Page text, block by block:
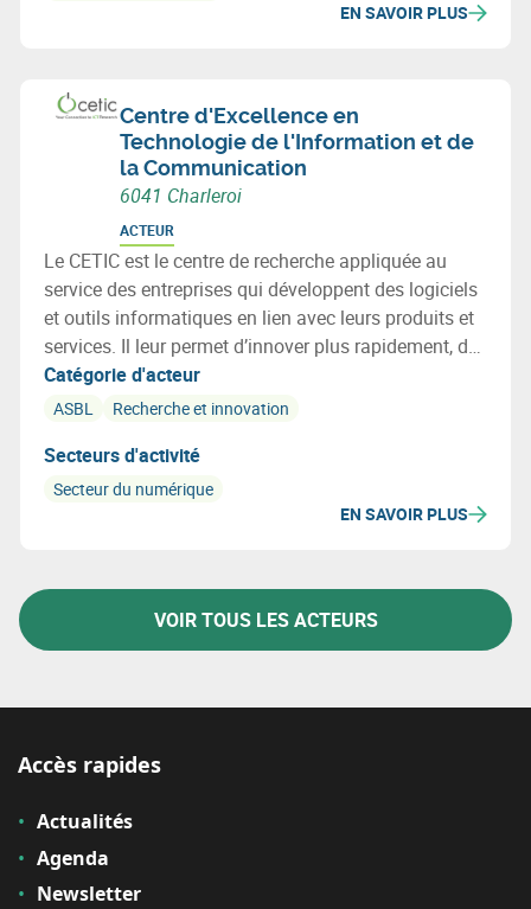
EN SAVOIR PLUS
Centre d'Excellence en
Technologie de l'Information et de
la Communication
6041 Charleroi
ACTEUR
Le CETIC est le centre de recherche appliquée au
service des entreprises qui développent des logiciels
et outils informatiques en lien avec leurs produits et
services. Il leur permet d’innover plus rapidement, de
diminuer les risques, et d’intégrer les meilleures
technologies issues de la recherche.
Catégorie d'acteur
ASBL Recherche et innovation
Secteurs d'activité
Secteur du numérique
EN SAVOIR PLUS
VOIR TOUS LES ACTEURS
Accès rapides
Actualités
Agenda
Newsletter